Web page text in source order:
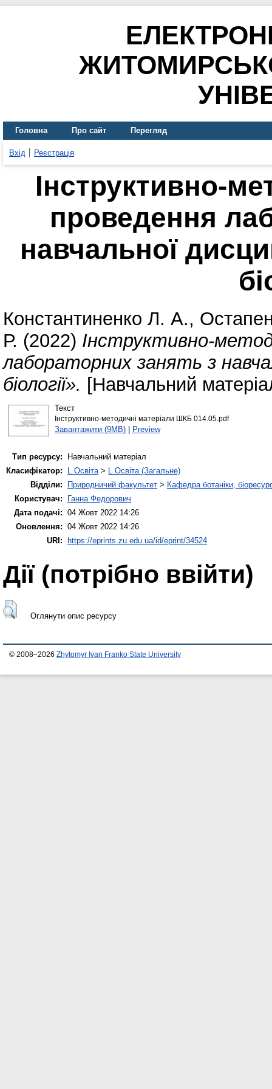
Головна Про сайт Перегляд
Вхід Реєстрація
Інструктивно-
проведення
навчальної
Константиненко Л. А.,
Р. (2022) Інструктивно-
лабораторних занять з
біології». [Навчальний
Текст
Інструктивно-методичні матеріали ШКБ 014.05.pdf
Завантажити (9MB)| Preview
Тип ресурсу:
Навчальний матеріал
Класифікатор:
L Освіта> L Освіта (Загальне)
Відділи:
Природничий факультет > Кафедра ботаніки,
Користувач:
Ганна Федорович
Дата подачі: 04 Жовт 2022 14:26
Оновлення: 04 Жовт 2022 14:26
URI:
https://eprints.zu.edu.ua/id/eprint/34524
Дії ​​(потрібно ввійти)
Оглянути опис ресурсу
© 2008–2026 Zhytomyr Ivan Franko State University